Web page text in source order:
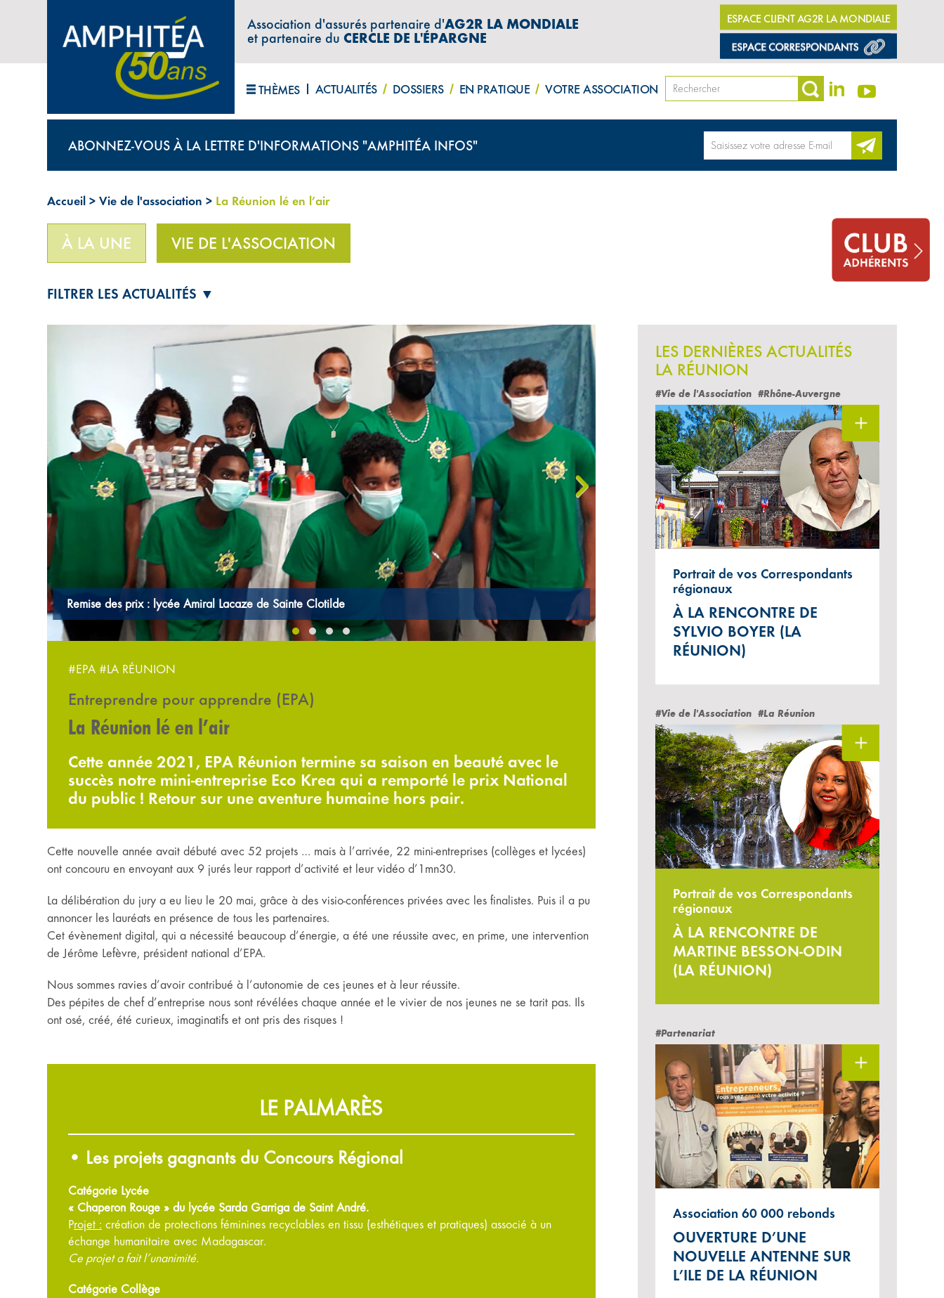
Association d'assurés partenaire d'AG2R LA MONDIALE
et partenaire duCERCLE DE L'ÉPARGNE
ESPACE CLIENT AG2R LA MONDIALE
THÈMES ACTUALITÉS DOSSIERS EN PRATIQUE VOTRE ASSOCIATION
ABONNEZ-VOUS À LA LETTRE D'INFORMATIONS "AMPHITÉA INFOS"
Accueil > Vie de l'association > La Réunion lé en l’air
À LA UNE VIE DE L'ASSOCIATION
FILTRER LES ACTUALITÉS ▼
Remise des prix : l’école des Créateurs à Saint Pierre "Corona Check" du collège Plateau Goyaves de Saint Louis
›
#EPA #LA RÉUNION
Entreprendre pour apprendre (EPA)
La Réunion lé en l’air
Cette année 2021, EPA Réunion termine sa saison en beauté avec le
succès notre mini-entreprise Eco Krea qui a remporté le prix National
du public ! Retour sur une aventure humaine hors pair.
Cette nouvelle année avait débuté avec 52 projets … mais à l’arrivée, 22 mini-entreprises (collèges et lycées)
ont concouru en envoyant aux 9 jurés leur rapport d’activité et leur vidéo d’1mn30.
La délibération du jury a eu lieu le 20 mai, grâce à des visio-conférences privées avec les finalistes. Puis il a pu
annoncer les lauréats en présence de tous les partenaires.
Cet évènement digital, qui a nécessité beaucoup d’énergie, a été une réussite avec, en prime, une intervention
de Jérôme Lefèvre, président national d’EPA.
Nous sommes ravies d’avoir contribué à l’autonomie de ces jeunes et à leur réussite.
Des pépites de chef d’entreprise nous sont révélées chaque année et le vivier de nos jeunes ne se tarit pas. Ils
ont osé, créé, été curieux, imaginatifs et ont pris des risques !
LE PALMARÈS
• Les projets gagnants du Concours Régional
Catégorie Lycée
« Chaperon Rouge » du lycée Sarda Garriga de Saint André.
Projet : création de protections féminines recyclables en tissu (esthétiques et pratiques) associé à un
échange humanitaire avec Madagascar.
Ce projet a fait l’unanimité.
Catégorie Collège
LES DERNIÈRES ACTUALITÉS
LA RÉUNION
#Vie de l'Association #Rhône-Auvergne
Portrait de vos Correspondants
régionaux
À LA RENCONTRE DE
SYLVIO BOYER (LA
RÉUNION)
#Vie de l'Association #La Réunion
Portrait de vos Correspondants
régionaux
À LA RENCONTRE DE
MARTINE BESSON-ODIN
(LA RÉUNION)
#Partenariat
Association 60 000 rebonds
OUVERTURE D’UNE
NOUVELLE ANTENNE SUR
L’ILE DE LA RÉUNION